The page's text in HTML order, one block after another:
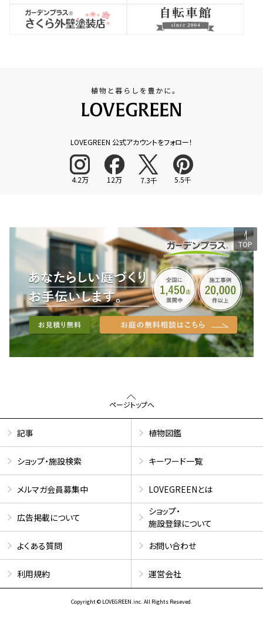
LOVEGREEN 公式アカウントをフォロー！
4.2万 12万 7.3千 5.5千
TOP
ページトップへ
記事 植物図鑑
ショップ・施設検索 キーワード一覧
メルマガ会員募集中 LOVEGREENとは
広告掲載について
ショップ・
施設登録について
よくある質問
お問い合わせ
利用規約 運営会社
Copyright © LOVEGREEN.inc. All Rights Reseved.